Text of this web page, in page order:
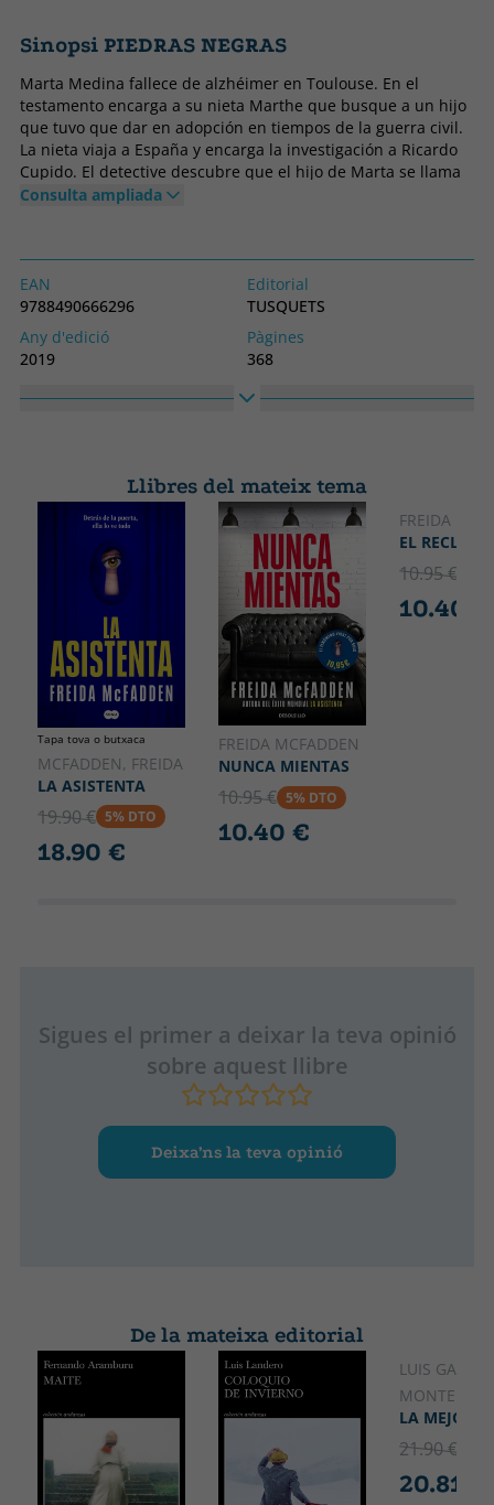
Sinopsi PIEDRAS NEGRAS
Marta Medina fallece de alzhéimer en Toulouse. En el
testamento encarga a su nieta Marthe que busque a un hijo
que tuvo que dar en adopción en tiempos de la guerra civil.
La nieta viaja a España y encarga la investigación a Ricardo
Cupido. El detective descubre que el hijo de Marta se llama
Alejandro Garcilaso y es un hombre muy rico y padre de una
desengañada a Toulouse. Días después, la hija de Garcilaso
aparece asesinada. El crimen resulta un tanto gótico y
truculento, y Garcilaso, que quiere investigarlo al margen de
la policía, le pide a Cupido que descubra qué o quiénes se
esconden tras ese homicidio.
Piedras negras se sitúa en el epicentro de la burbuja
inmobiliaria, con unos personajes codiciosos en un momento
ostentación? Y un tema polémico y muy presente en los
medios, los niños robados durante la dictadura.
Consulta ampliada
EAN
9788490666296
Editorial
TUSQUETS
Any d'edició
2019
Pàgines
368
Idioma
Llibres del mateix tema
Tapa tova o butxaca
MCFADDEN, FREIDA
LA ASISTENTA
19.90 € 5% DTO
18.90 €
FREIDA MCFADDEN
NUNCA MIENTAS
10.95 € 5% DTO
10.40 €
FREIDA
EL RECLUSO
10.95 €
10.40 €
Sigues el primer a deixar la teva opinió
sobre aquest llibre
Deixa’ns la teva opinió
De la mateixa editorial
LUIS GARCÍA
MONTERO
LA MEJOR
21.90 €
20.81 €